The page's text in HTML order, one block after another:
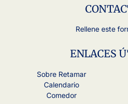
Rellene este
ENLACES
Sobre Retamar
Calendario
Comedor